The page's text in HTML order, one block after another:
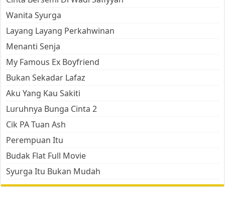
Wanita Syurga
Layang Layang Perkahwinan
Menanti Senja
My Famous Ex Boyfriend
Bukan Sekadar Lafaz
Aku Yang Kau Sakiti
Luruhnya Bunga Cinta 2
Cik PA Tuan Ash
Perempuan Itu
Budak Flat Full Movie
Syurga Itu Bukan Mudah